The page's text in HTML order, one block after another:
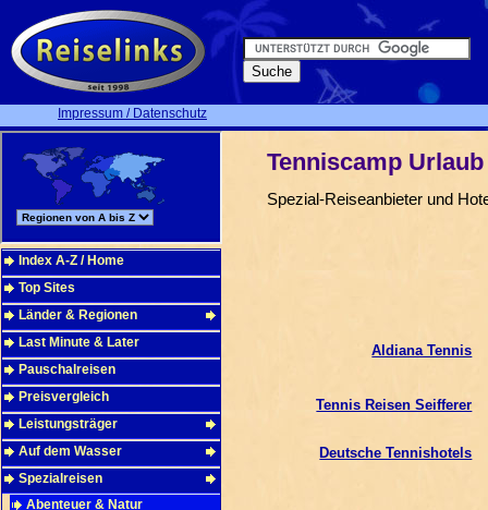
Impressum / Datenschutz
Index A-Z / Home
Top Sites
Länder & Regionen
Last Minute & Later
Pauschalreisen
Preisvergleich
Leistungsträger
Auf dem Wasser
Spezialreisen
Abenteuer & Natur
Tenniscamp
Spezial-Reiseanbieter und
Aldiana Tennis
Tennis Reisen Seifferer
Deutsche Tennishotels